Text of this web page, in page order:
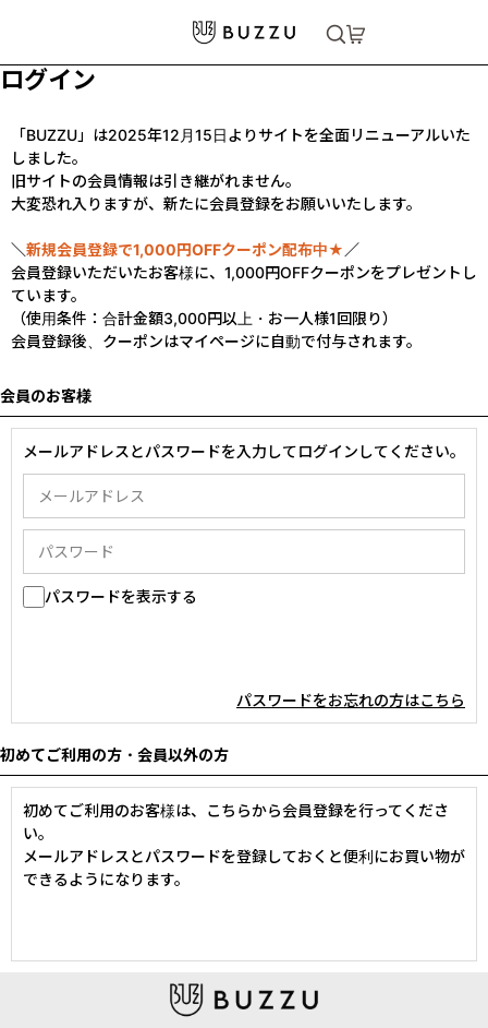
ログイン
「BUZZU」は2025年12月15日よりサイトを全面リニューアルいた
しました。
旧サイトの会員情報は引き継がれません。
大変恐れ入りますが、新たに会員登録をお願いいたします。
＼新規会員登録で1,000円OFFクーポン配布中★ ／
会員登録いただいたお客様に、1,000円OFFクーポンをプレゼントし
ています。
（使用条件：合計金額3,000円以上・お一人様1回限り）
会員登録後、クーポンはマイページに自動で付与されます。
会員のお客様
メールアドレスとパスワードを入力してログインしてください。
パスワードを表示する
パスワードをお忘れの方はこちら
初めてご利用の方・会員以外の方
初めてご利用のお客様は、こちらから会員登録を行ってくださ
い。
メールアドレスとパスワードを登録しておくと便利にお買い物が
できるようになります。